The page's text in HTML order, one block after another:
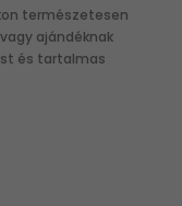
természetesen
ajándéknak
és tartalmas